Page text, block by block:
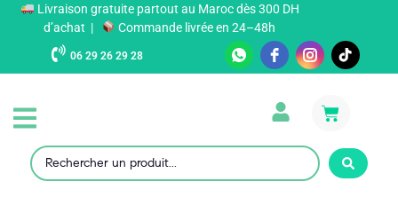
Livraison gratuite partout au Maroc dès 300 DH
d’achat |
Commande livrée en 24–48h
06 29 26 29 28